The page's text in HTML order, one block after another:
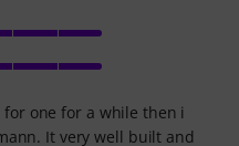
one for a while then i
It very well built and